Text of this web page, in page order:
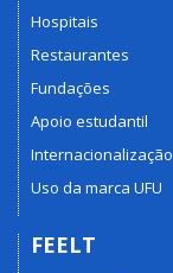
Hospitais
Restaurantes
Fundações
Apoio estudantil
Internacionalização
Uso da marca UFU
FEELT